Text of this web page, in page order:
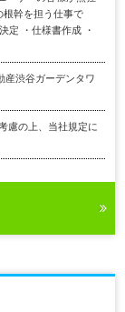
根幹を担う仕事で
定 ・仕様書作成 ・
渋谷ガーデンタワ
慮の上、当社規定に